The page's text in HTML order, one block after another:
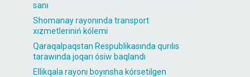
sanı
Shomanay rayonında transport
xızmetleriniń kólemi
Qaraqalpaqstan Respublikasında qurılıs
tarawında joqarı ósiw baqlandı
Ellikqala rayonı boyınsha kórsetilgen